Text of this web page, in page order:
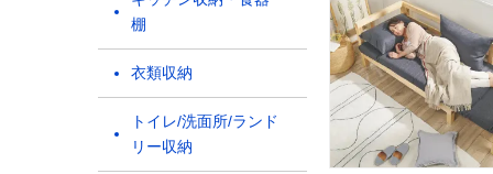
棚
衣類収納
トイレ/洗面所/ランド
リー収納